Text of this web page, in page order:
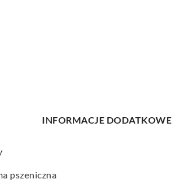
INFORMACJE DODATKOWE
pszeniczna